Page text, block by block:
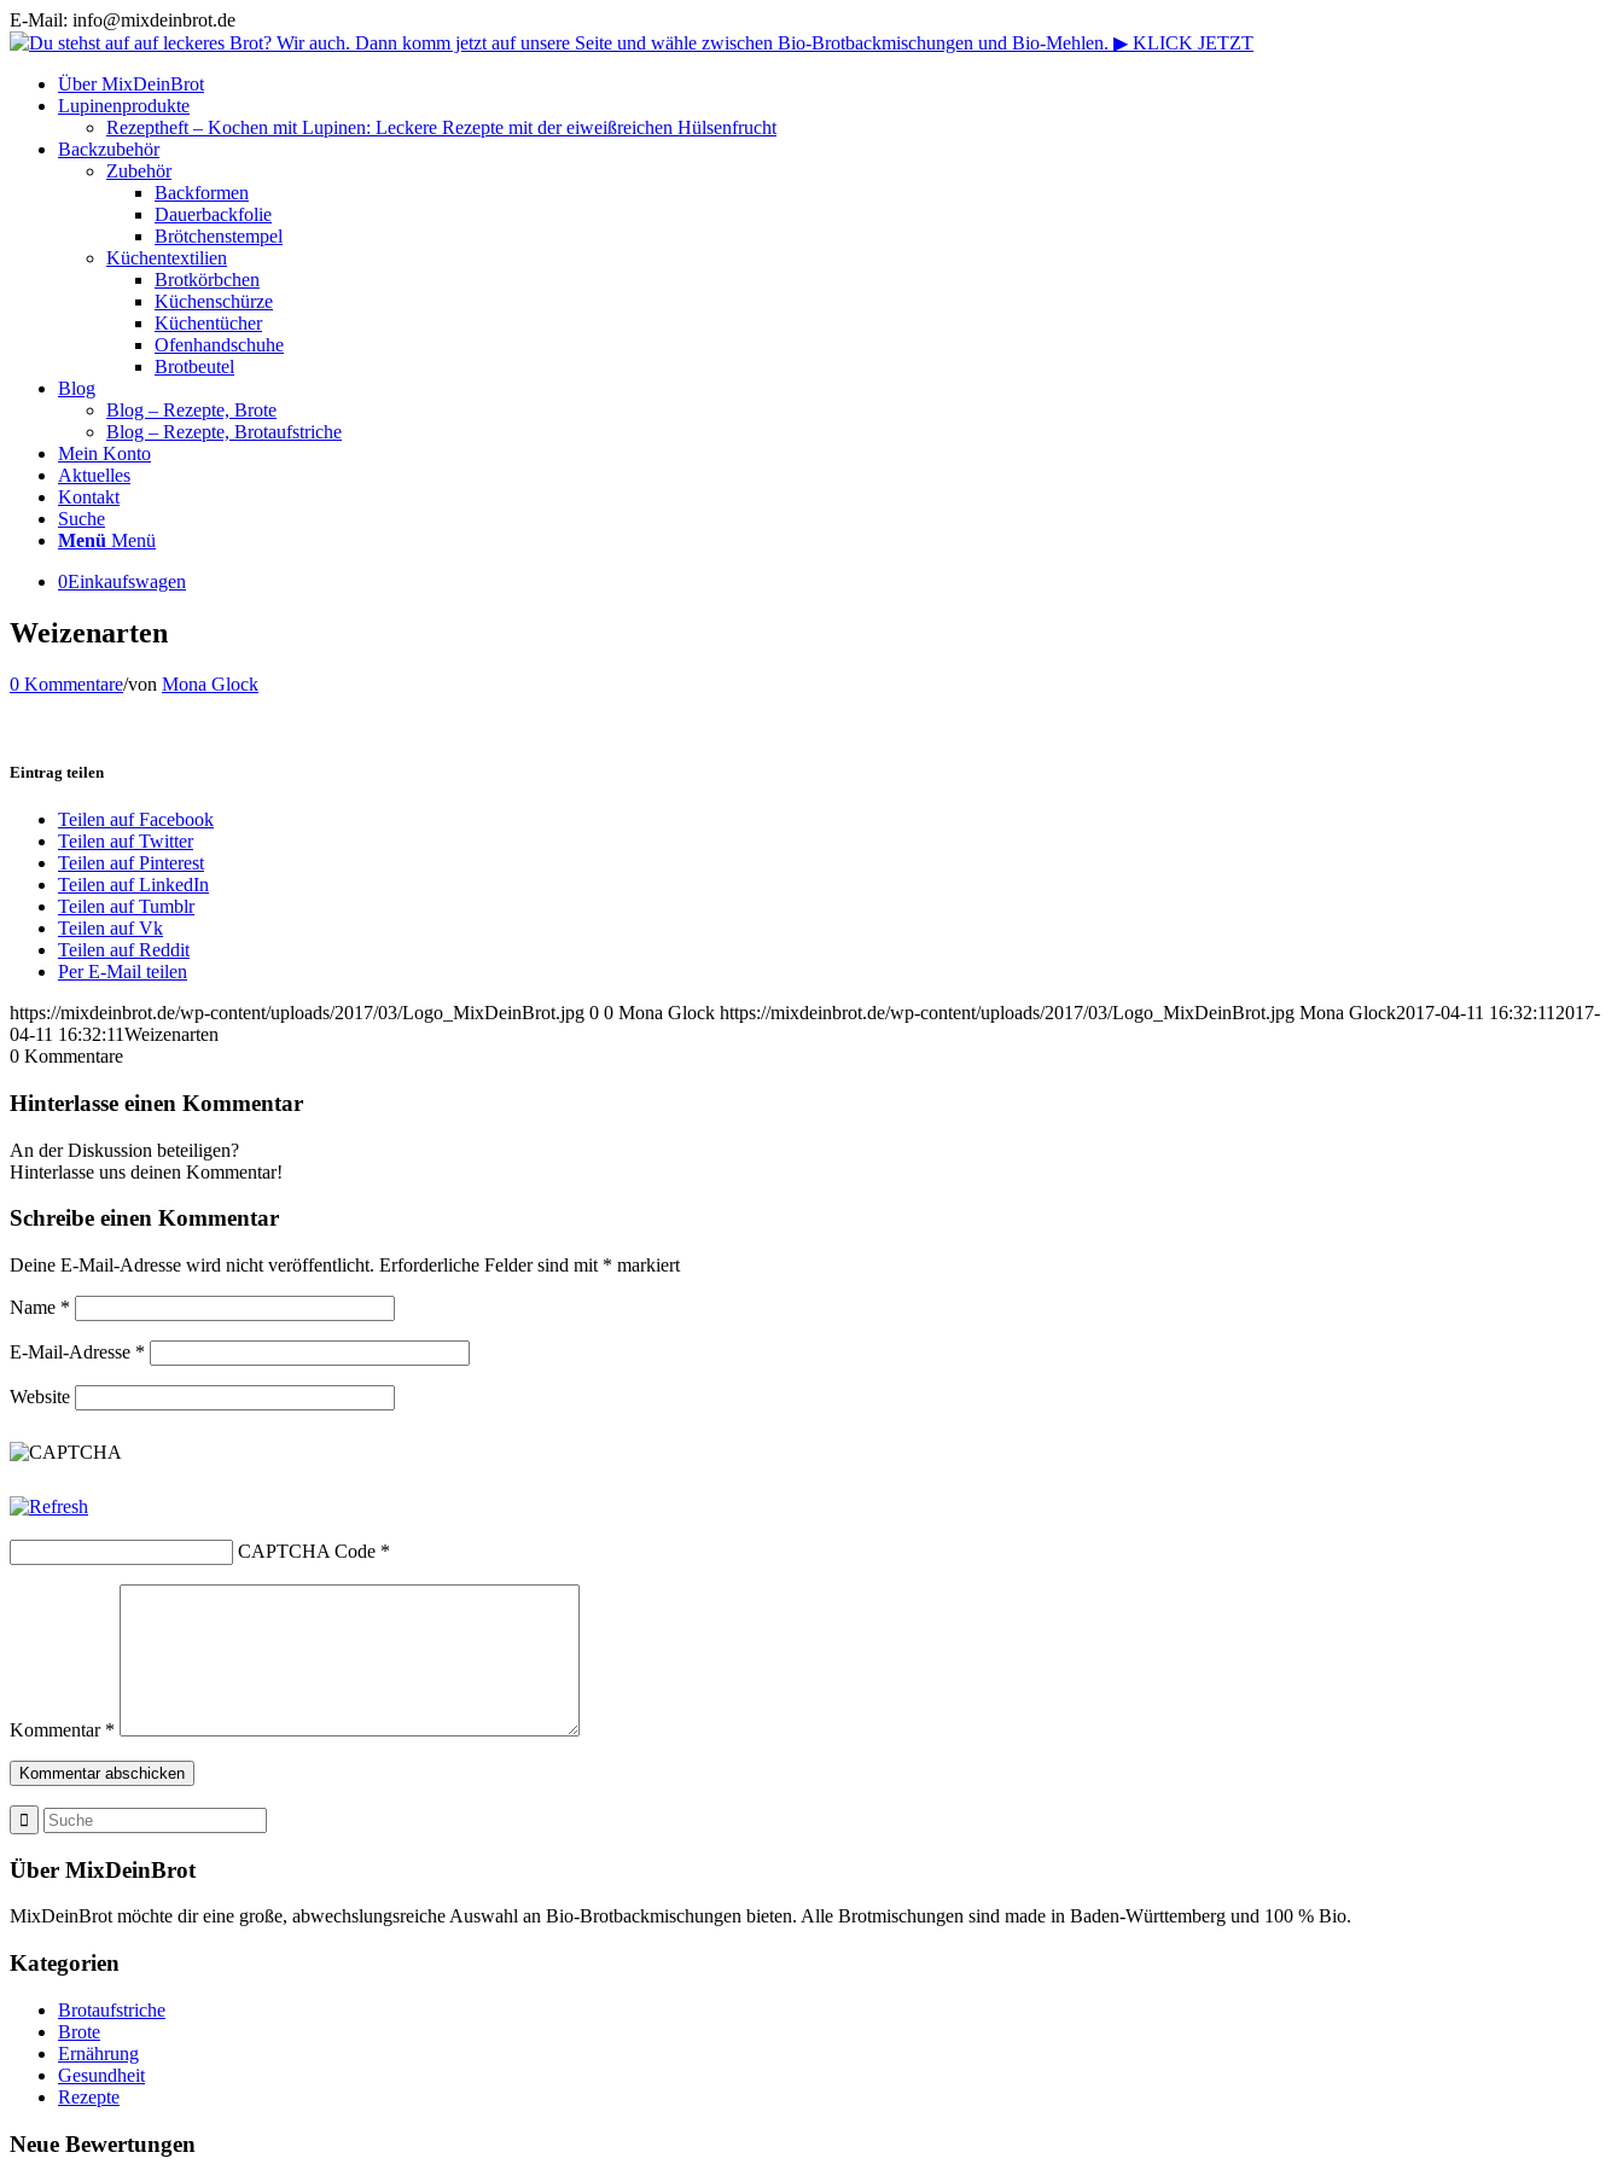
E-Mail: info@mixdeinbrot.de
Über MixDeinBrot
Lupinenprodukte
Rezeptheft – Kochen mit Lupinen: Leckere Rezepte mit der eiweißreichen Hülsenfrucht
Backzubehör
Zubehör
Backformen
Dauerbackfolie
Brötchenstempel
Küchentextilien
Brotkörbchen
Küchenschürze
Küchentücher
Ofenhandschuhe
Brotbeutel
Blog
Blog – Rezepte, Brote
Blog – Rezepte, Brotaufstriche
Mein Konto
Aktuelles
Kontakt
Suche
Menü Menü
0Einkaufswagen
Weizenarten
0 Kommentare/von Mona Glock
Eintrag teilen
Teilen auf Facebook
Teilen auf Twitter
Teilen auf Pinterest
Teilen auf LinkedIn
Teilen auf Tumblr
Teilen auf Vk
Teilen auf Reddit
Per E-Mail teilen
https://mixdeinbrot.de/wp-content/uploads/2017/03/Logo_MixDeinBrot.jpg 0 0 Mona Glock https://mixdeinbrot.de/wp-content/uploads/2017/03/Logo_MixDeinBrot.jpg Mona Glock2017-04-11 16:32:11 2017-
04-11 16:32:11Weizenarten
0 Kommentare
Hinterlasse einen Kommentar
An der Diskussion beteiligen?
Hinterlasse uns deinen Kommentar!
Schreibe einen Kommentar
Deine E-Mail-Adresse wird nicht veröffentlicht. Erforderliche Felder sind mit * markiert
Name *
E-Mail-Adresse *
Website
CAPTCHA Code *
Kommentar *
Über MixDeinBrot
MixDeinBrot möchte dir eine große, abwechslungsreiche Auswahl an Bio-Brotbackmischungen bieten. Alle Brotmischungen sind made in Baden-Württemberg und 100 % Bio.
Kategorien
Brotaufstriche
Brote
Ernährung
Gesundheit
Rezepte
Neue Bewertungen